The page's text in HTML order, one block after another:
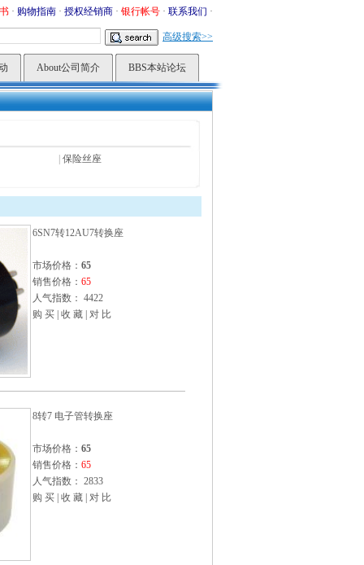
· 购物指南 · 授权经销商 · 银行帐号 · 联系我们 ·
高级搜索>>
About公司简介 BBS本站论坛
保险丝座
6SN7转12AU7转换座
市场价格： 65
销售价格： 65
人气指数： 4422
购 买 收 藏 对 比
8转7 电子管转换座
市场价格： 65
销售价格： 65
人气指数： 2833
购 买 收 藏 对 比